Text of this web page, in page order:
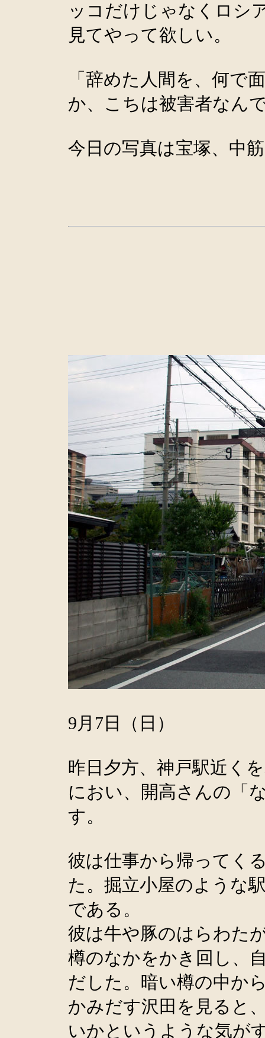
ッコだけじゃなくロシ
見てやって欲しい。
「辞めた人間を、何で
か、こちは被害者なん
今日の写真は宝塚、中
9月7日（日）
昨日夕方、神戸駅近く
におい、開高さんの「
す。
彼は仕事から帰ってく
た。掘立小屋のような
である。
彼は牛や豚のはらわた
樽のなかをかき回し、
だした。暗い樽の中か
かみだす沢田を見ると
いかというような気が